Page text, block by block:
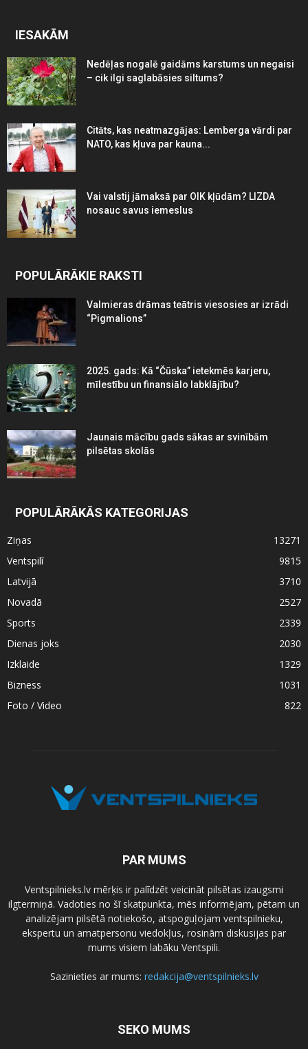
IESAKĀM
Nedēļas nogalē gaidāms karstums un negaisi
– cik ilgi saglabāsies siltums?
Citāts, kas neatmazgājas: Lemberga vārdi par
NATO, kas kļuva par kauna...
Vai valstij jāmaksā par OIK kļūdām? LIZDA
nosauc savus iemeslus
POPULĀRĀKIE RAKSTI
Valmieras drāmas teātris viesosies ar izrādi
“Pigmalions”
2025. gads: Kā “Čūska” ietekmēs karjeru,
mīlestību un finansiālo labklājību?
Jaunais mācību gads sākas ar svinībām
pilsētas skolās
POPULĀRĀKĀS KATEGORIJAS
Ziņas
13271
Ventspilī
9815
Latvijā
3710
Novadā
2527
Sports
2339
Dienas joks
2030
Izklaide
1329
Bizness
1031
Foto / Video
822
PAR MUMS
Ventspilnieks.lv mērķis ir palīdzēt veicināt pilsētas izaugsmi
ilgtermiņā. Vadoties no šī skatpunkta, mēs informējam, pētam un
analizējam pilsētā notiekošo, atspoguļojam ventspilnieku,
ekspertu un amatpersonu viedokļus, rosinām diskusijas par
mums visiem labāku Ventspili.
Sazinieties ar mums: redakcija@ventspilnieks.lv
SEKO MUMS